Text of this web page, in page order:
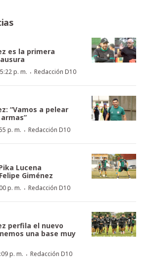
es la primera
p. m. · Redacción D10
“Vamos a pelear
p. m. · Redacción D10
Lucena
Giménez
p. m. · Redacción D10
perfila el nuevo
una base muy
p. m. · Redacción D10